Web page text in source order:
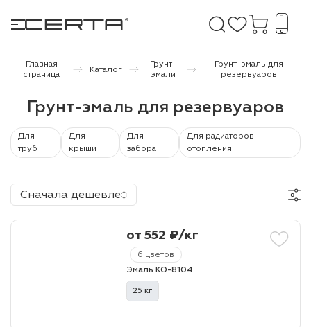
покрытия
и дачи
бетону,
Главная
страница
Каталог
Грунт-
эмали
Грунт-эмаль для
резервуаров
Грунт-эмаль для резервуаров
Для
труб
Для
крыши
Для
забора
Для радиаторов
отопления
Сначала дешевле
6 цветов
от 552 ₽/кг
Эмаль КО-8104
25 кг